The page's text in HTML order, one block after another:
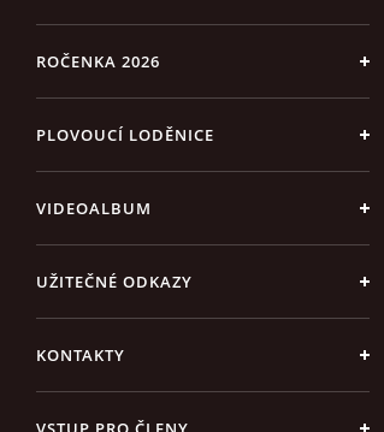
ROČENKA 2026
PLOVOUCÍ LODĚNICE
VIDEOALBUM
UŽITEČNÉ ODKAZY
KONTAKTY